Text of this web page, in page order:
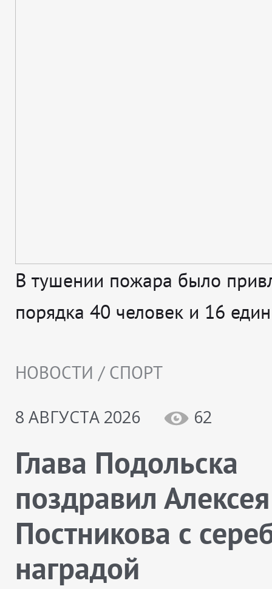
В тушении пожара было
порядка 40 человек и 16
НОВОСТИ / СПОРТ
8 АВГУСТА 2026
62
Глава Подольска
поздравил Алексея
Постникова с
наградой